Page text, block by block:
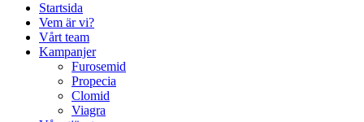
Startsida
Vem är vi?
Vårt team
Kampanjer
Furosemid
Propecia
Clomid
Viagra